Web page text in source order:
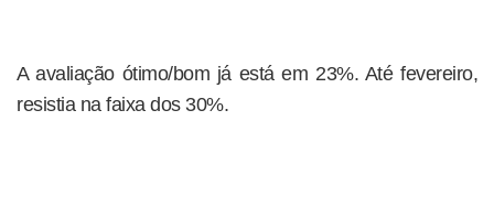
A avaliação ótimo/bom já está em 23%. Até fevereiro,
resistia na faixa dos 30%.